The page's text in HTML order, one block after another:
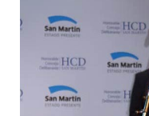
Macri
patinó
cientos
de